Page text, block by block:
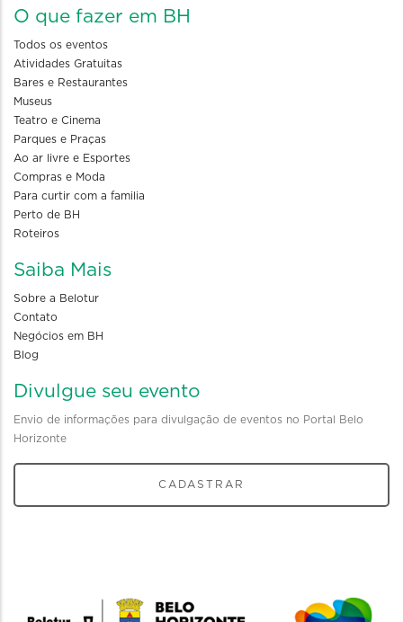
O que fazer em BH
Todos os eventos
Atividades Gratuitas
Bares e Restaurantes
Museus
Teatro e Cinema
Parques e Praças
Ao ar livre e Esportes
Compras e Moda
Para curtir com a familia
Perto de BH
Roteiros
Saiba Mais
Sobre a Belotur
Contato
Negócios em BH
Blog
Divulgue seu evento
Envio de informações para divulgação de eventos no Portal Belo
Horizonte
CADASTRAR